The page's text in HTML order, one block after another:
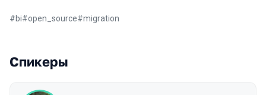
#bi#open_source#migration
Спикеры